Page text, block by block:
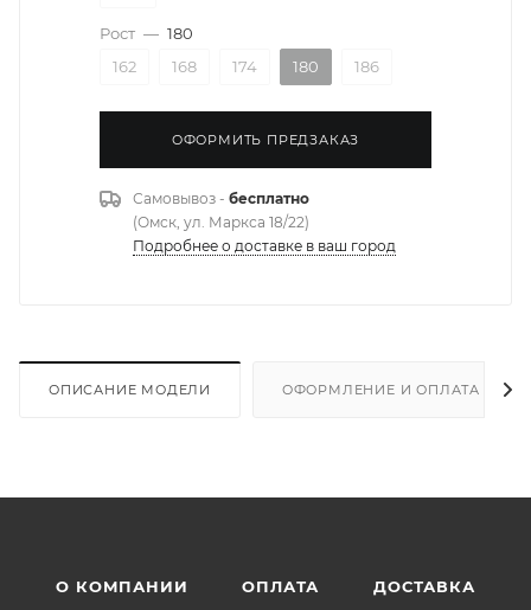
Рост — 180
162
168 174 180 186
ОФОРМИТЬ ПРЕДЗАКАЗ
Самовывоз - бесплатно
(Омск, ул. Маркса 18/22)
Подробнее о доставке в ваш город
ОПИСАНИЕ МОДЕЛИ ОФОРМЛЕНИЕ И ОПЛАТА
О КОМПАНИИ ОПЛАТА ДОСТАВКА